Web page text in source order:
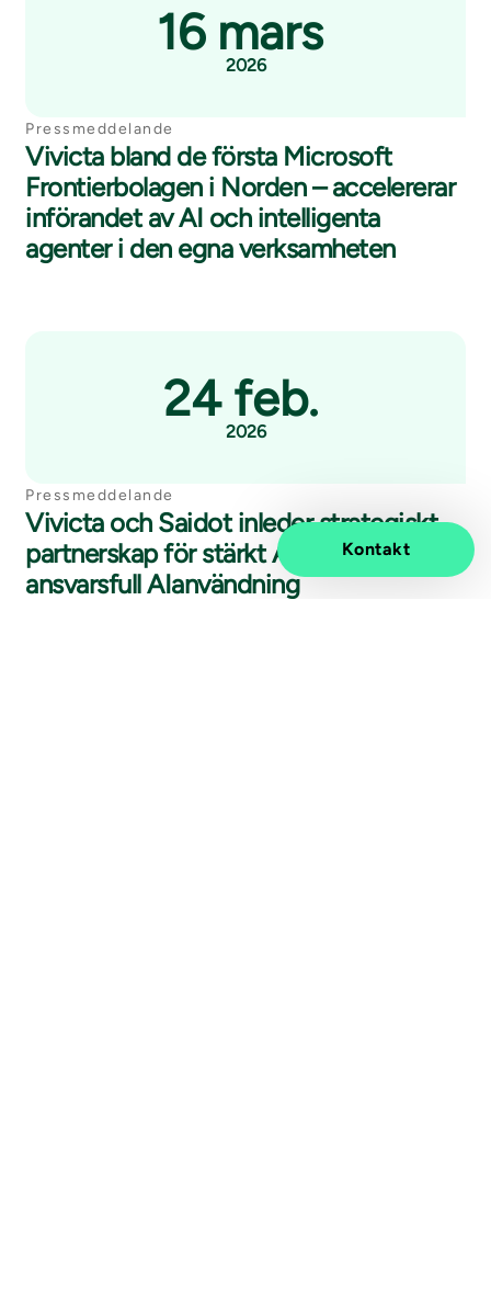
Kontakt
16 mars
2026
Pressmeddelande
Vivicta bland de första Microsoft
Frontierbolagen i Norden – accelererar
införandet av AI och intelligenta
agenter i den egna verksamheten
24 feb.
2026
Pressmeddelande
Vivicta och Saidot inleder strategiskt
partnerskap för stärkt AIstyrning och
ansvarsfull AIanvändning